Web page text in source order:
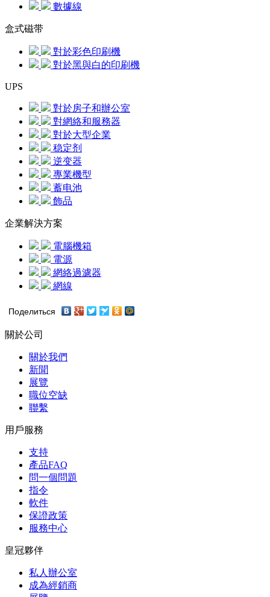
數據線
盒式磁带
對於彩色印刷機
對於黑與白的印刷機
UPS
對於房子和辦公室
對網絡和服務器
對於大型企業
稳定剂
逆变器
專業機型
蓄电池
飾品
企業解決方案
電腦機箱
電源
網絡過濾器
網線
Поделиться
關於公司
關於我們
新聞
展覽
職位空缺
聯繫
用戶服務
支持
產品FAQ
問一個問題
指令
軟件
保證政策
服務中心
皇冠夥伴
私人辦公室
成為經銷商